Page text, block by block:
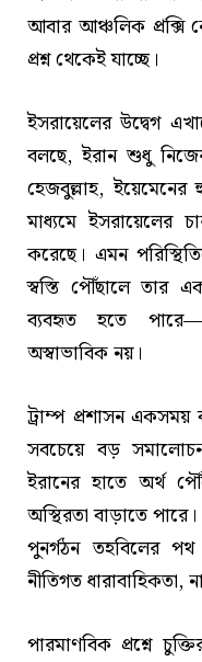
আবার আঞ্চলিক প্রক্সি
প্রশ্ন থেকেই যাচ্ছে।
ইসরায়েলের উদ্বেগ
বলছে, ইরান শুধু
হেজবুল্লাহ,
মাধ্যমে ইসরায়েলের
করেছে। এমন
স্বস্তি পৌঁছালে তার
ব্যবহৃত হতে
অস্বাভাবিক নয়।
ট্রাম্প প্রশাসন
সবচেয়ে বড়
ইরানের হাতে অর্থ
অস্থিরতা বাড়াতে
পুনর্গঠন তহবিলের
নীতিগত ধারাবাহিকতা,
পারমাণবিক প্রশ্নে